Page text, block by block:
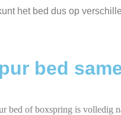
het bed dus op
bed
bed of boxspring is volledig